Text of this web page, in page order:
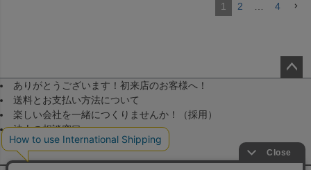
1 2 4
ありがとうございます！初来店のお客様へ！
送料とお支払い方法について
楽しい会社を一緒につくりませんか！（採用）
法人の相談窓口